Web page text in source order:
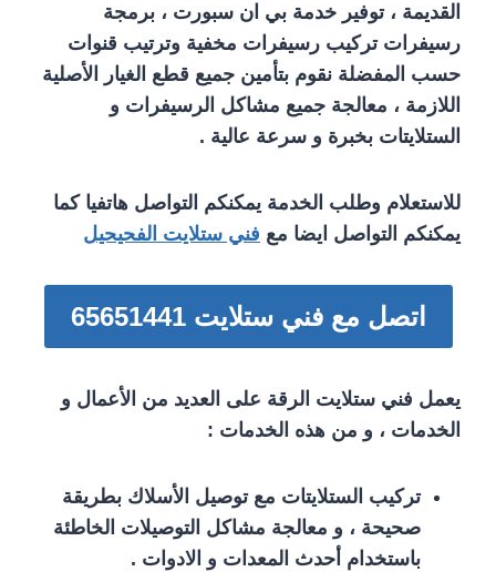
القديمة ، توفير خدمة بي ان سبورت ، برمجة
رسيفرات تركيب رسيفرات مخفية وترتيب قنوات
حسب المفضلة نقوم بتأمين جميع قطع الغيار الأصلية
اللازمة ، معالجة جميع مشاكل الرسيفرات و
الستلايتات بخبرة و سرعة عالية .
للاستعلام وطلب الخدمة يمكنكم التواصل هاتفيا كما
يمكنكم التواصل ايضا مع فني ستلايت الفحيحيل
اتصل مع فني ستلايت 65651441
يعمل فني ستلايت الرقة على العديد من الأعمال و
الخدمات ، و من هذه الخدمات :
تركيب الستلايتات مع توصيل الأسلاك بطريقة
صحيحة ، و معالجة مشاكل التوصيلات الخاطئة
باستخدام أحدث المعدات و الادوات .